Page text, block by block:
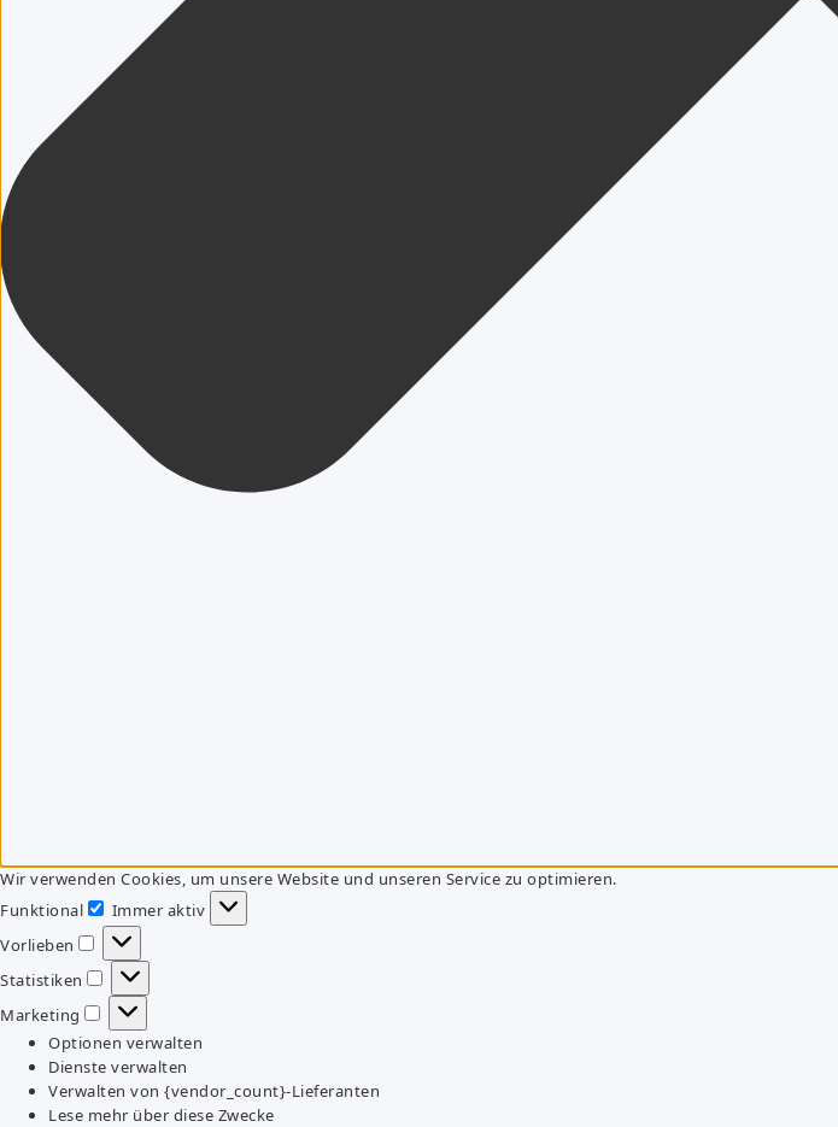
Wir verwenden Cookies, um unsere Website und unseren Service zu optimieren.
Funktional
Funktional
Immer aktiv
Vorlieben
Vorlieben
Statistiken
Statistiken
Marketing
Marketing
Optionen verwalten
Dienste verwalten
Verwalten von {vendor_count}-Lieferanten
Lese mehr über diese Zwecke